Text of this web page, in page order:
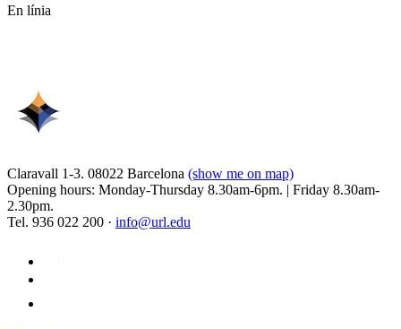
En línia
Claravall 1-3. 08022 Barcelona (show me on map)
Opening hours: Monday-Thursday 8.30am-6pm. | Friday 8.30am-
2.30pm.
Tel. 936 022 200 · info@url.edu